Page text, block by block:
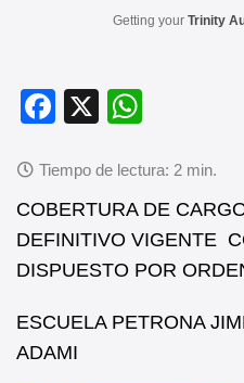
Getting your Trinity
F
c
e
b
o
o
k
X
at
s
A
p
p
COBERTURA DE
DEFINITIVO VIGENTE
DISPUESTO POR
ESCUELA PETRONA
ADAMI